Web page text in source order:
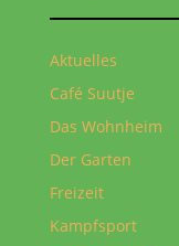
Aktuelles
Café Suutje
Das Wohnheim
Der Garten
Freizeit
Kampfsport